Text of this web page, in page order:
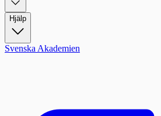
Hjälp
Svenska Akademien